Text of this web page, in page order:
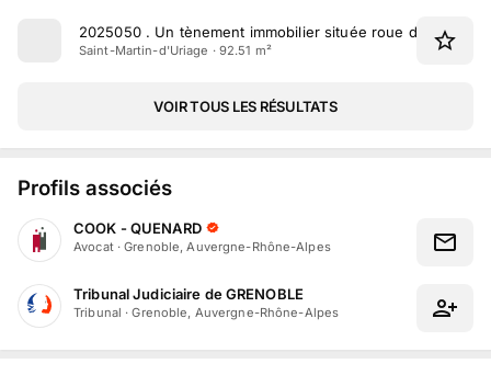
2025050 . Un tènement immobilier située roue des
Saint-Martin-d'Uriage · 92.51 m²
VOIR TOUS LES RÉSULTATS
Profils associés
COOK - QUENARD
Avocat·Grenoble, Auvergne-Rhône-Alpes
Tribunal Judiciaire de GRENOBLE
Tribunal ·Grenoble, Auvergne-Rhône-Alpes